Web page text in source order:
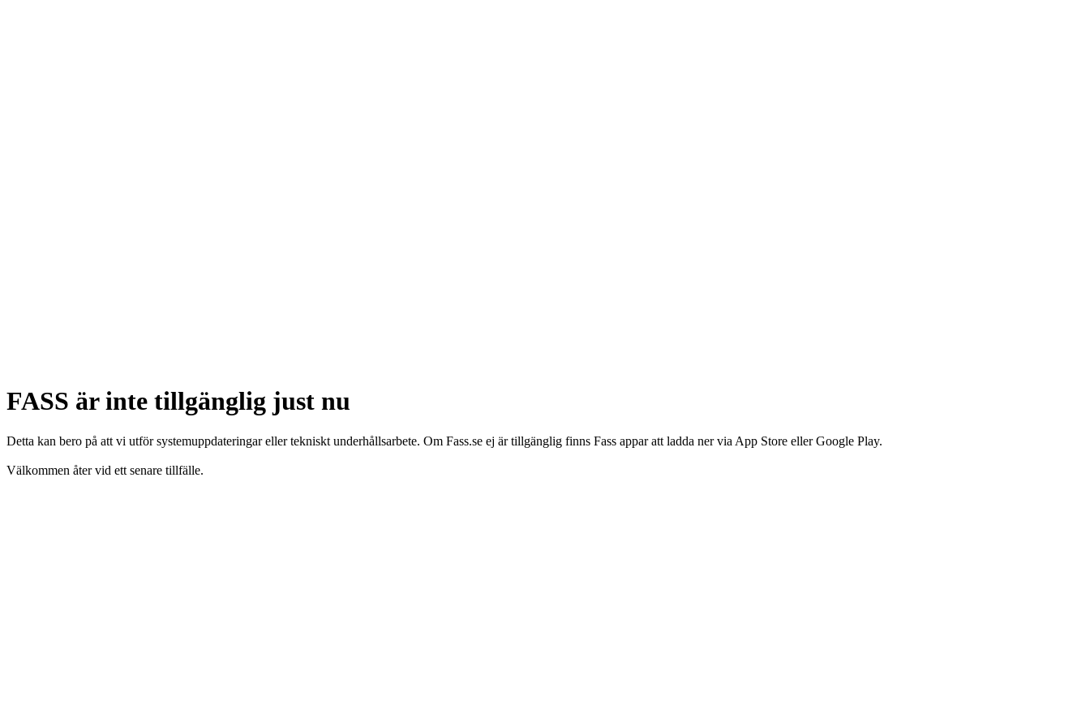
FASS är inte tillgänglig just nu
Detta kan bero på att vi utför systemuppdateringar eller tekniskt underhållsarbete. Om Fass.se ej är tillgänglig finns Fass appar att ladda ner via App Store eller Google Play.
Välkommen åter vid ett senare tillfälle.